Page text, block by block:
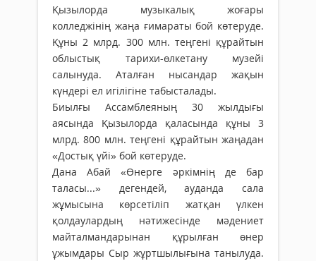
Қызылорда музыкалық жоғары
колледжінің жаңа ғимараты бой көтеруде.
Құны 2 млрд. 300 млн. теңгені құрайтын
облыстық тарихи-өлкетану музейі
салынуда. Аталған нысандар жақын
күндері ел игілігіне табысталады.
Биылғы Ассамблеяның 30 жылдығы
аясында Қызылорда қаласында құны 3
млрд. 800 млн. теңгені құрайтын жаңадан
«Достық үйі» бой көтеруде.
Дана Абай «Өнерге әркімнің де бар
таласы...» дегендей, ауданда сала
жұмысына көрсетіліп жатқан үлкен
қолдаулардың нәтижесінде мәдениет
майталмандарынан құрылған өнер
ұжымдары Сыр жұртшылығына танылуда.